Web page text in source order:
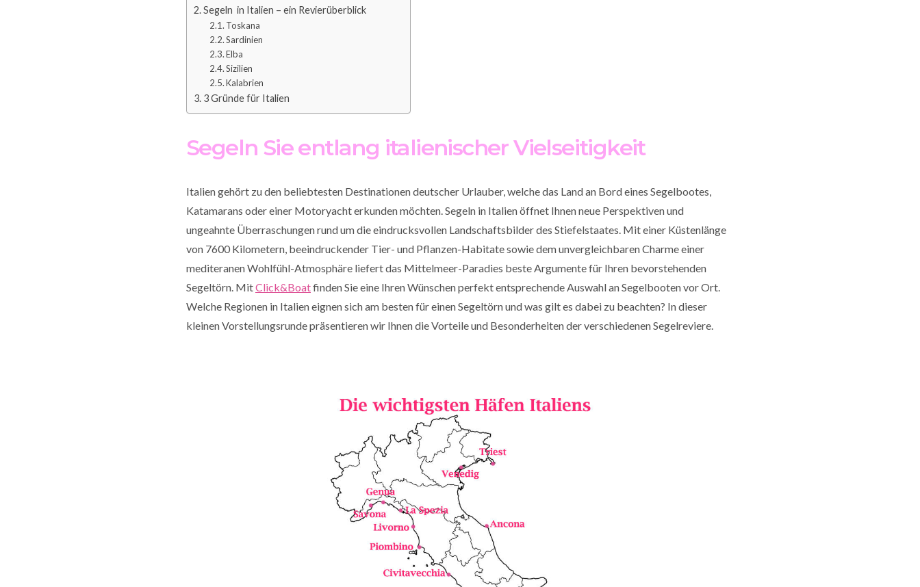
Segeln in Italien – ein Revierüberblick
Toskana
Sardinien
Elba
Sizilien
Kalabrien
3 Gründe für Italien
Segeln Sie entlang italienischer Vielseitigkeit
Italien gehört zu den beliebtesten Destinationen deutscher Urlauber, welche das Land an Bord eines Segelbootes,
Katamarans oder einer Motoryacht erkunden möchten. Segeln in Italien öffnet Ihnen neue Perspektiven und
ungeahnte Überraschungen rund um die eindrucksvollen Landschaftsbilder des Stiefelstaates. Mit einer Küstenlänge
von 7600 Kilometern, beeindruckender Tier- und Pflanzen-Habitate sowie dem unvergleichbaren Charme einer
mediteranen Wohlfühl-Atmosphäre liefert das Mittelmeer-Paradies beste Argumente für Ihren bevorstehenden
Segeltörn. MitClick&Boatfinden Sie eine Ihren Wünschen perfekt entsprechende Auswahl an Segelbooten vor Ort.
Welche Regionen in Italien eignen sich am besten für einen Segeltörn und was gilt es dabei zu beachten? In dieser
kleinen Vorstellungsrunde präsentieren wir Ihnen die Vorteile und Besonderheiten der verschiedenen Segelreviere.